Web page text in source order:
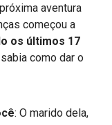
aventura
começou a
os últimos 17
como dar o
: O marido dela,